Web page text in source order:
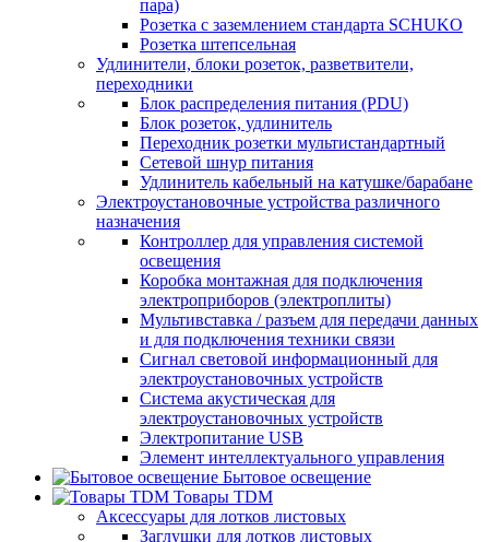
пара)
Розетка с заземлением стандарта SCHUKO
Розетка штепсельная
Удлинители, блоки розеток, разветвители,
переходники
Блок распределения питания (PDU)
Блок розеток, удлинитель
Переходник розетки мультистандартный
Сетевой шнур питания
Удлинитель кабельный на катушке/барабане
Электроустановочные устройства различного
назначения
Контроллер для управления системой
освещения
Коробка монтажная для подключения
электроприборов (электроплиты)
Мультивставка / разъем для передачи данных
и для подключения техники связи
Сигнал световой информационный для
электроустановочных устройств
Система акустическая для
электроустановочных устройств
Электропитание USB
Элемент интеллектуального управления
Бытовое освещение
Товары TDM
Аксессуары для лотков листовых
Заглушки для лотков листовых